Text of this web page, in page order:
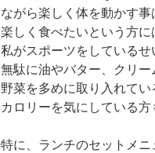
ながら楽しく体を動かす事
楽しく食べたいという方に
私がスポーツをしている
無駄に油やバター、クリー
野菜を多めに取り入れてい
カロリーを気にしている方
特に、ランチのセットメ